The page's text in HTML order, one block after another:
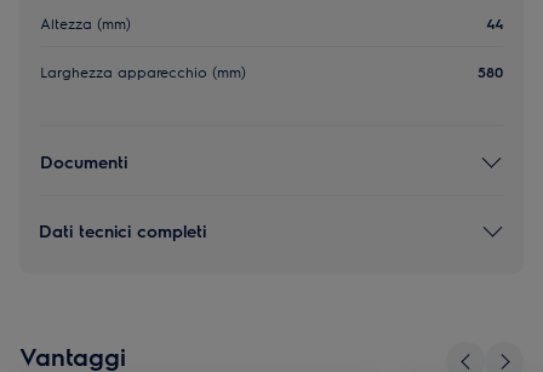
Altezza (mm) 44
Larghezza apparecchio (mm) 580
Documenti
Dati tecnici completi
Vantaggi